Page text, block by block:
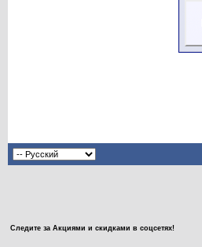
Следите за Акциями и скидками в соцсетях!